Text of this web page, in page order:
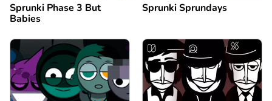
Sprunki Phase 3 But
Babies
Sprunki Sprundays